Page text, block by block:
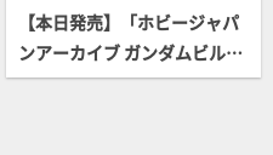
【本日発売】「ホビージャパ
ンアーカイブ ガンダムビルド
メタバース編」